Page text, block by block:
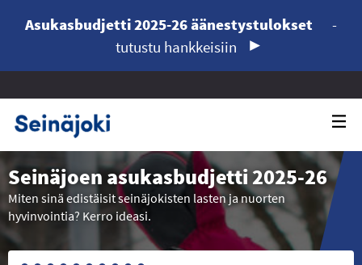
Asukasbudjetti 2025-26 äänestystulokset
-
tutustu hankkeisiin
Seinäjoen asukasbudjetti 2025-26
Miten sinä edistäisit seinäjokisten lasten ja nuorten
hyvinvointia? Kerro ideasi.